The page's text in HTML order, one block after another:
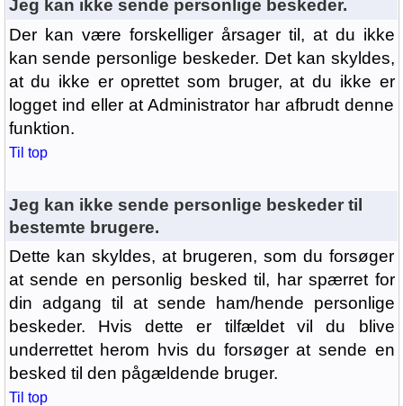
Jeg kan ikke sende personlige beskeder.
Der kan være forskelliger årsager til, at du ikke
kan sende personlige beskeder. Det kan skyldes,
at du ikke er oprettet som bruger, at du ikke er
logget ind eller at Administrator har afbrudt denne
funktion.
Til top
Jeg kan ikke sende personlige beskeder til
bestemte brugere.
Dette kan skyldes, at brugeren, som du forsøger
at sende en personlig besked til, har spærret for
din adgang til at sende ham/hende personlige
beskeder. Hvis dette er tilfældet vil du blive
underrettet herom hvis du forsøger at sende en
besked til den pågældende bruger.
Til top